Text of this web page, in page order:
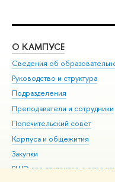
О КАМПУСЕ
Сведения об
Руководство и структура
Подразделения
Преподаватели и сотрудники
Попечительский совет
Корпуса и общежития
Закупки
ВШЭ для студентов с